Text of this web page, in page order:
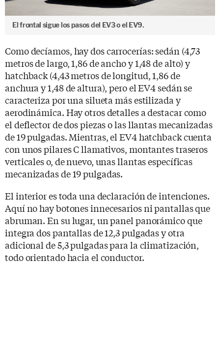
El frontal sigue los pasos del EV3 o el EV9.
Como decíamos, hay dos carrocerías: sedán (4,73
metros de largo, 1,86 de ancho y 1,48 de alto) y
hatchback (4,43 metros de longitud, 1,86 de
anchura y 1,48 de altura), pero el EV4 sedán se
caracteriza por una silueta más estilizada y
aerodinámica. Hay otros detalles a destacar como
el deflector de dos piezas o las llantas mecanizadas
de 19 pulgadas. Mientras, el EV4 hatchback cuenta
con unos pilares C llamativos, montantes traseros
verticales o, de nuevo, unas llantas específicas
mecanizadas de 19 pulgadas.
El interior es toda una declaración de intenciones.
Aquí no hay botones innecesarios ni pantallas que
abruman. En su lugar, un panel panorámico que
integra dos pantallas de 12,3 pulgadas y otra
adicional de 5,3 pulgadas para la climatización,
todo orientado hacia el conductor.